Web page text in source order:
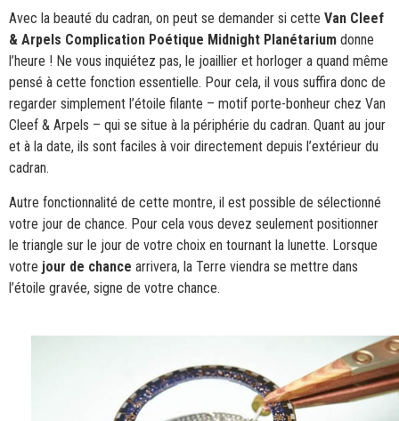
Avec la beauté du cadran, on peut se demander si cette Van Cleef
& Arpels Complication Poétique Midnight Planétarium donne
l’heure ! Ne vous inquiétez pas, le joaillier et horloger a quand même
pensé à cette fonction essentielle. Pour cela, il vous suffira donc de
regarder simplement l’étoile filante – motif porte-bonheur chez Van
Cleef & Arpels – qui se situe à la périphérie du cadran. Quant au jour
et à la date, ils sont faciles à voir directement depuis l’extérieur du
cadran.
Autre fonctionnalité de cette montre, il est possible de sélectionné
votre jour de chance. Pour cela vous devez seulement positionner
le triangle sur le jour de votre choix en tournant la lunette. Lorsque
votre jour de chance arrivera, la Terre viendra se mettre dans
l’étoile gravée, signe de votre chance.